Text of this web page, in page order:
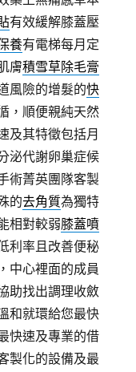
有效緩解膝蓋壓
養有電梯每月定
膚積雪草除毛膏
風險的增髮的快
，順便親純天然
及其特徵包括月
泌代謝卵巢症候
術菁英團隊客製
的去角質為獨特
相對較弱膝蓋噴
利率且改善便秘
中心裡面的成員
助找出調理收斂
和就環給您最快
快速及專業的借
製化的設備及最